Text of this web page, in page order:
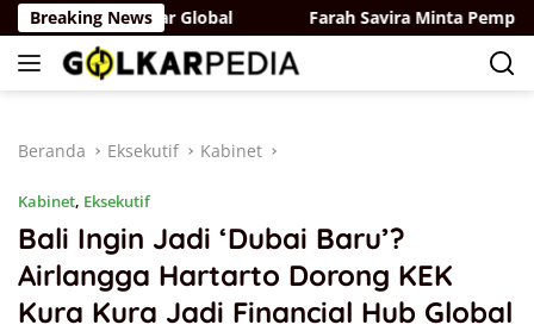
Langsung
ke
konten
Breaking News
Pasar Global Farah Savira Minta Pemprov
Beranda Eksekutif Kabinet
Kabinet, Eksekutif
Bali Ingin Jadi ‘Dubai Baru’?
Airlangga Hartarto Dorong KEK
Kura Kura Jadi Financial Hub Global